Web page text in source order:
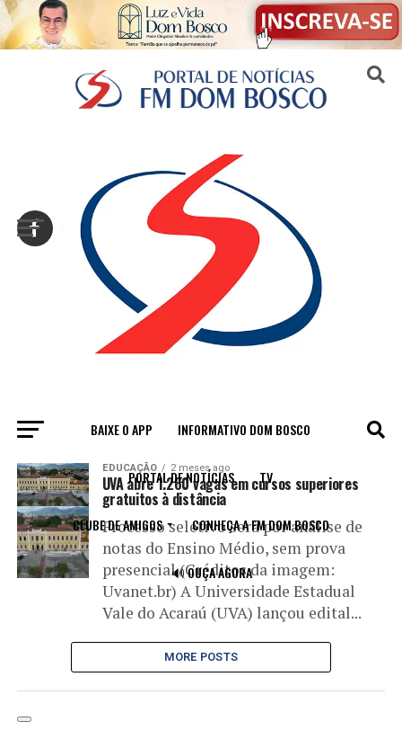
BAIXE O APP INFORMATIVO DOM BOSCO
PORTAL DE NOTÍCIAS TV
CLUBE DE AMIGOS CONHEÇA A FM DOM BOSCO
🔊 OUÇA AGORA
All posts tagged "UVA"
EDUCAÇÃO 2 meses ago
UVA abre 1.260 vagas em cursos superiores
gratuitos à distância
Processo seletivo será por análise de
notas do Ensino Médio, sem prova
presencial (Créditos da imagem:
Uvanet.br) A Universidade Estadual
Vale do Acaraú (UVA) lançou edital...
MORE POSTS
Sair da versão mobile